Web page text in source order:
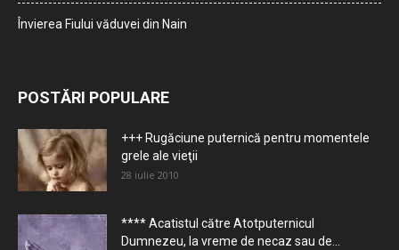
Învierea Fiului văduvei din Nain
POSTĂRI POPULARE
+++ Rugăciune puternică pentru momentele
grele ale vieţii
28 iulie 2010
**** Acatistul către Atotputernicul
Dumnezeu, la vreme de necaz sau de...